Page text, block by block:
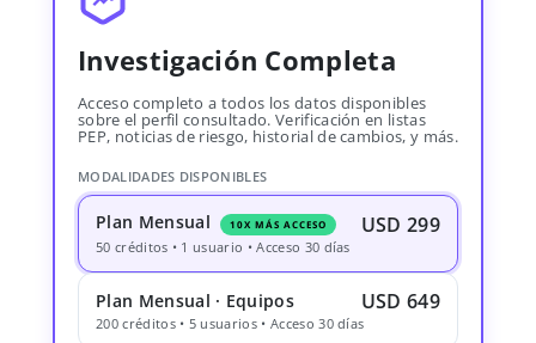
Investigación Completa
Acceso completo a todos los datos disponibles
sobre el perfil consultado. Verificación en listas
PEP, noticias de riesgo, historial de cambios, y más.
MODALIDADES DISPONIBLES
Plan Mensual 10X MÁS ACCESO USD 299
50 créditos • 1 usuario • Acceso 30 días
Plan Mensual · Equipos USD 649
200 créditos • 5 usuarios • Acceso 30 días